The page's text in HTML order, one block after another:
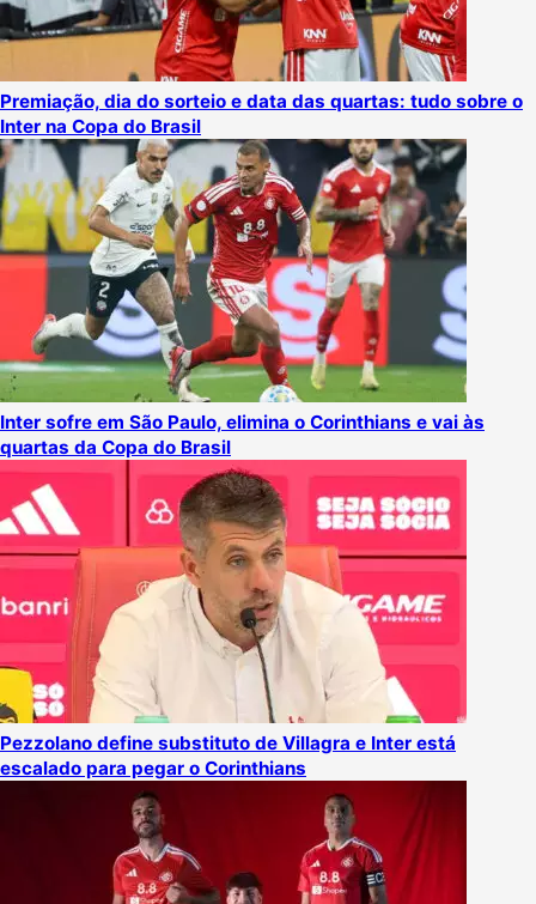
Premiação, dia do sorteio e data das quartas: tudo sobre o
Inter na Copa do Brasil
Inter sofre em São Paulo, elimina o Corinthians e vai às
quartas da Copa do Brasil
Pezzolano define substituto de Villagra e Inter está
escalado para pegar o Corinthians